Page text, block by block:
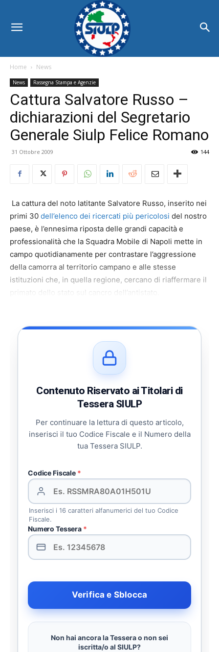
Home News
News Rassegna Stampa e Agenzie
Cattura Salvatore Russo –
dichiarazioni del Segretario
Generale Siulp Felice Romano
31 Ottobre 2009 144
La cattura del noto latitante Salvatore Russo, inserito nei
primi 30 dell’elenco dei ricercati più pericolosi del nostro
paese, è l’ennesima riposta delle grandi capacità e
professionalità che la Squadra Mobile di Napoli mette in
campo quotidianamente per contrastare l’aggressione
della camorra al territorio campano e alle stesse
istituzioni che, in quella regione, cercano di riaffermare il
primato dello stato sul cancro dell’antistato.
Contenuto Riservato ai Titolari di
Tessera SIULP
Per continuare la lettura di questo articolo,
inserisci il tuo Codice Fiscale e il Numero della
tua Tessera SIULP.
Codice Fiscale *
Inserisci i 16 caratteri alfanumerici del tuo Codice
Fiscale.
Numero Tessera *
Verifica e Sblocca
Non hai ancora la Tessera o non sei
iscritta/o al SIULP?